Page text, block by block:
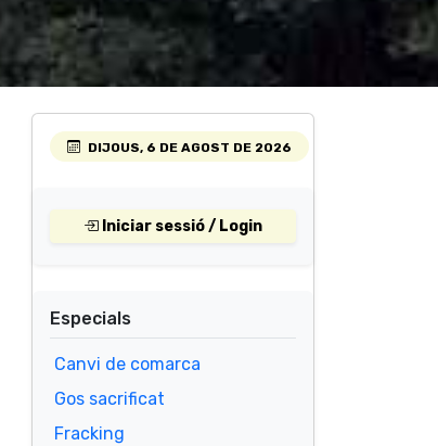
DIJOUS, 6 DE AGOST DE 2026
Iniciar sessió / Login
Especials
Canvi de comarca
Gos sacrificat
Fracking